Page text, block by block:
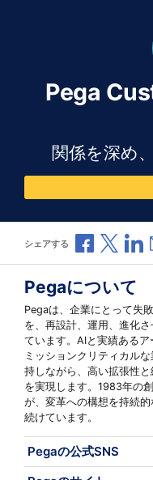
Pega
関係を深め
シェアする Xで
Pegaについて
Pegaは、企業にとって失
を、再設計、運用、進化
ています。AIと実績あるア
ミッションクリティカル
持しながら、高い拡張性
を実現します。1983年の
が、変革への構想を持続
続けています。
Pegaの公式SNS